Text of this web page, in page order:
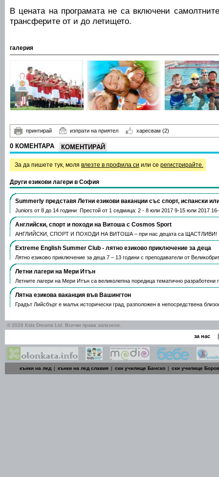
В цената на програмата не са включени
трансферите от и до летището.
галерия
принтирай изпрати на приятел харесвам (2)
0 КОМЕНТАРА КОМЕНТИРАЙ
За да пишете тук, моля влезте в профила си или се регистрирайте.
Други езикови лагери в София
​Summerly представя Л​етни езикови ваканции със спорт, испански
Juniors от 8 до 14 години ​ Престой от 1 седмица: 2 - 8 юли 2017 9-15 юли 2017
Английски, спорт и походи на Витоша с Cosmos Sport
АНГЛИЙСКИ, СПОРТ И ПОХОДИ НА ВИТОША – при нас децата са
Extreme English Summer Club - лятно езиково приключение за деца
Лятно езиково приключение за деца 7 – 13 години с преподаватели от
Летни лагери на Мери Итън
Летните лагери на Мери Итън са великолепна поредица тематично разработени
Лятна езикова ваканция във Вашингтон
Градът Лийсбърг е малък исторически град, разположен в непосредствена
© 2026 Kids Dreams Ltd. Всички права запазени.
за нас
кънки на лед | кънки на лед славия | ски училище Банско | ски училище